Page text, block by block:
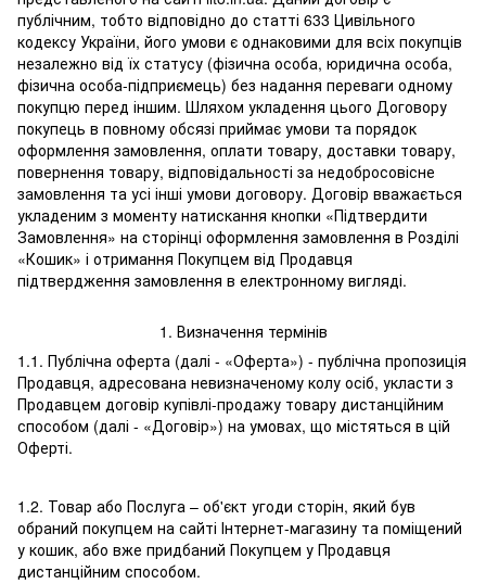
публічним, тобто відповідно до статті 633 Цивільного
кодексу України, його умови є однаковими для всіх покупців
незалежно від їх статусу (фізична особа, юридична особа,
фізична особа-підприємець) без надання переваги одному
покупцю перед іншим. Шляхом укладення цього Договору
покупець в повному обсязі приймає умови та порядок
оформлення замовлення, оплати товару, доставки товару,
повернення товару, відповідальності за недобросовісне
замовлення та усі інші умови договору. Договір вважається
укладеним з моменту натискання кнопки «Підтвердити
Замовлення» на сторінці оформлення замовлення в Розділі
«Кошик» і отримання Покупцем від Продавця
підтвердження замовлення в електронному вигляді.
1. Визначення термінів
1.1. Публічна оферта (далі - «Оферта») - публічна пропозиція
Продавця, адресована невизначеному колу осіб, укласти з
Продавцем договір купівлі-продажу товару дистанційним
способом (далі - «Договір») на умовах, що містяться в цій
Оферті.
1.2. Товар або Послуга – об'єкт угоди сторін, який був
обраний покупцем на сайті Інтернет-магазину та поміщений
у кошик, або вже придбаний Покупцем у Продавця
дистанційним способом.